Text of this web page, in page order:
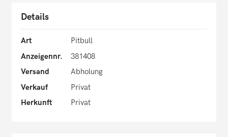
Details
Art
Pitbull
Anzeigennr.
381408
Versand
Abholung
Verkauf
Privat
Herkunft
Privat